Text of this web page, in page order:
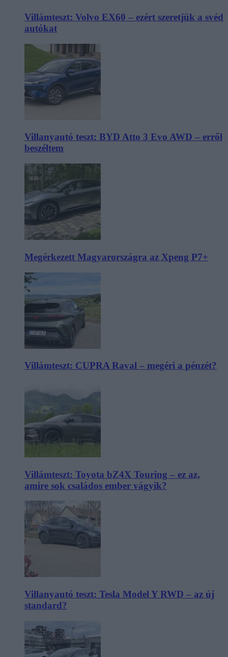
Villámteszt: Volvo EX60 – ezért szeretjük a svéd
autókat
Villanyautó teszt: BYD Atto 3 Evo AWD – erről
beszéltem
Megérkezett Magyarországra az Xpeng P7+
Villámteszt: CUPRA Raval – megéri a pénzét?
Villámteszt: Toyota bZ4X Touring – ez az,
amire sok családos ember vágyik?
Villanyautó teszt: Tesla Model Y RWD – az új
standard?